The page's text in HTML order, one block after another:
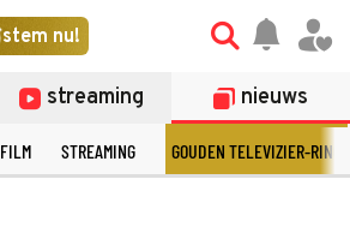
stem nu!
streaming nieuws
FILM STREAMING GOUDEN TELEVIZIER-RING